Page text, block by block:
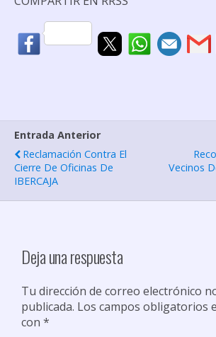
Entrada Anterior
Reclamación Contra El
Cierre De Oficinas De
IBERCAJA
Vecinos
Deja una respuesta
Tu dirección de correo electrónico
publicada. Los campos obligatorios
con *